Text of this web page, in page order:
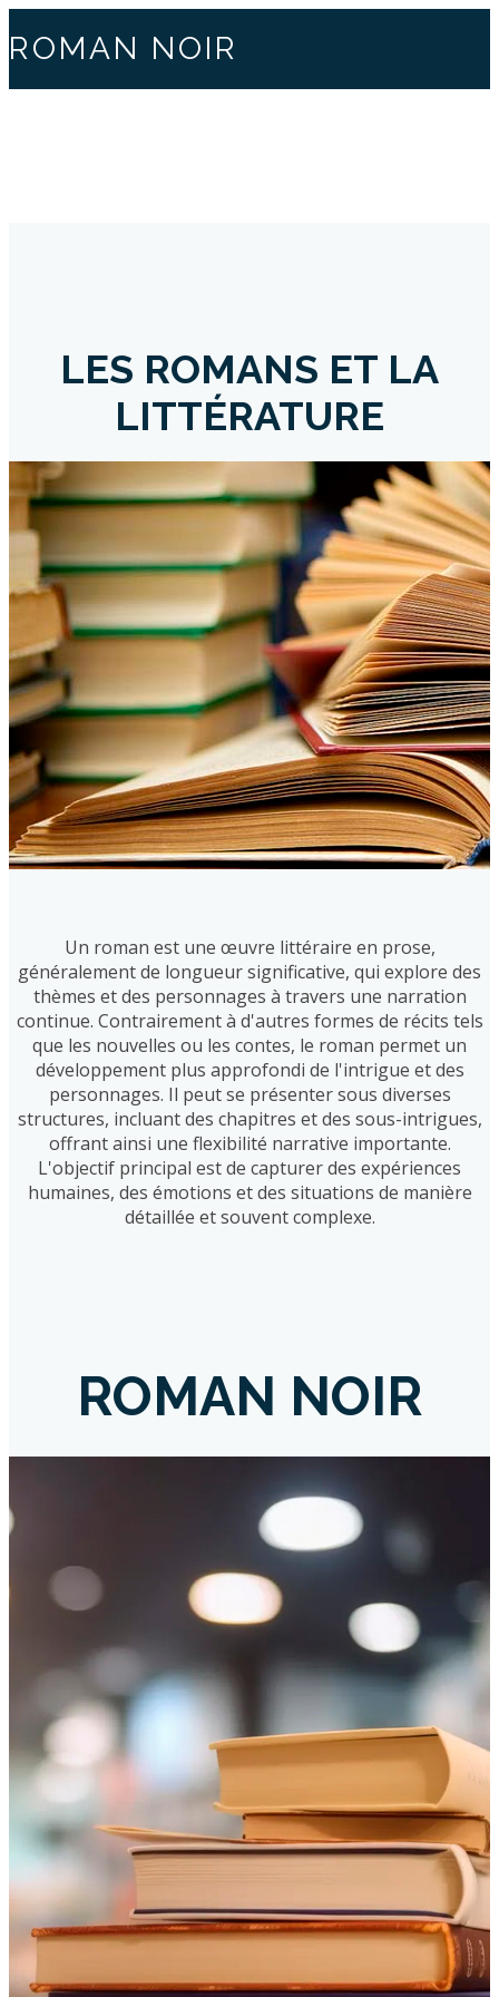
ROMAN NOIR
LES ROMANS ET LA
LITTÉRATURE
Un roman est une œuvre littéraire en prose,
généralement de longueur significative, qui explore des
thèmes et des personnages à travers une narration
continue. Contrairement à d'autres formes de récits tels
que les nouvelles ou les contes, le roman permet un
développement plus approfondi de l'intrigue et des
personnages. Il peut se présenter sous diverses
structures, incluant des chapitres et des sous-intrigues,
offrant ainsi une flexibilité narrative importante.
L'objectif principal est de capturer des expériences
humaines, des émotions et des situations de manière
détaillée et souvent complexe.
ROMAN NOIR